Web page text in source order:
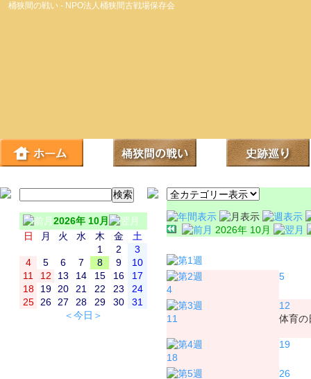
桶狭間の戦い - NPO法人桶狭間古戦場保存会
2026年 10月
日
月 火 水 木 金
土
1
2
3
4
5 6 7 8 9
10
11
12 13 14 15 16
17
18
19 20 21 22 23
24
25
26 27 28 29 30
31
＜今日＞
2026年 10月
4
5
11
12
体育の
18
19
26